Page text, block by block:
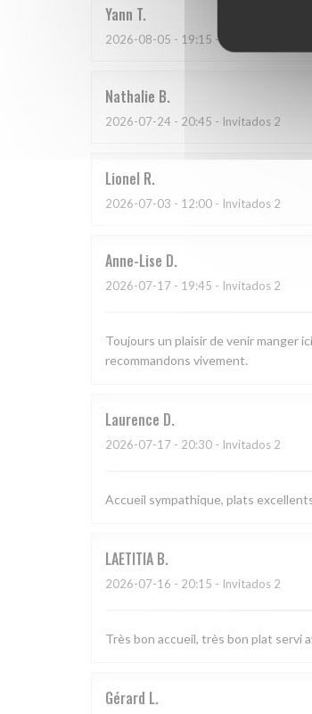
Yann T
2026-08-05 - 19:15 - Invitados 2
Nathalie B
2026-07-24 - 20:45 - Invitados 2
Lionel R
2026-07-03 - 12:00 - Invitados 2
Anne-Lise D
2026-07-17 - 19:45 - Invitados 2
Toujours un plaisir de venir manger
recommandons vivement.
Laurence D
2026-07-17 - 20:30 - Invitados 2
Accueil sympathique, plats
LAETITIA B
2026-07-16 - 20:15 - Invitados 2
Très bon accueil, très bon plat servi
Gérard L